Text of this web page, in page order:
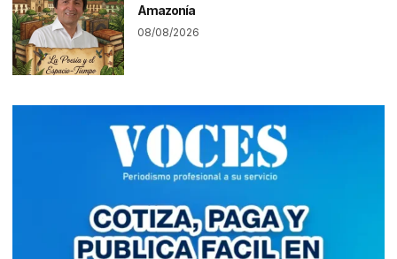
Amazonía
08/08/2026